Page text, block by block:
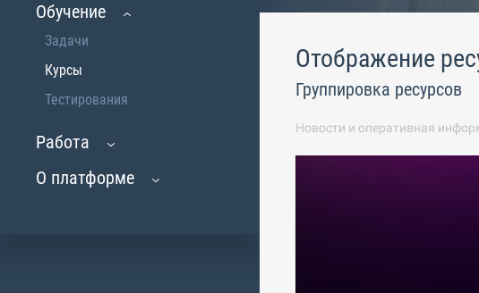
Обучение
Задачи
Курсы
Тестирования
Работа
О платформе
Отображение
Группировка ресурсов
Новости и оперативная